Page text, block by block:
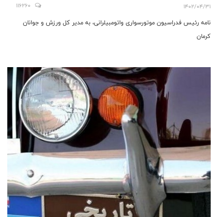
1402/04/31
116260
نامه رئیس فدراسیون موتورسواری واتومبیلرانی، به مدیر کل ورزش و جوانان
کرمان